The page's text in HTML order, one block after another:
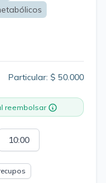
de calidad
médicas a nivel
una atención
de
Particular: $ 50.000
reembolsar
10:00